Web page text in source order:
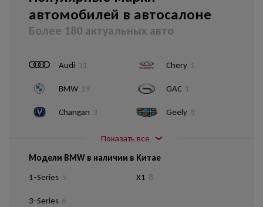
автомобилей в автосалоне
Более 180 актуальных авто
Audi 31
BMW 19
Changan 3
Chery 1
GAC 1
Geely 8
Показать все
Модели BMW в наличии в Китае
1-Series 5
3-Series 6
X1 8